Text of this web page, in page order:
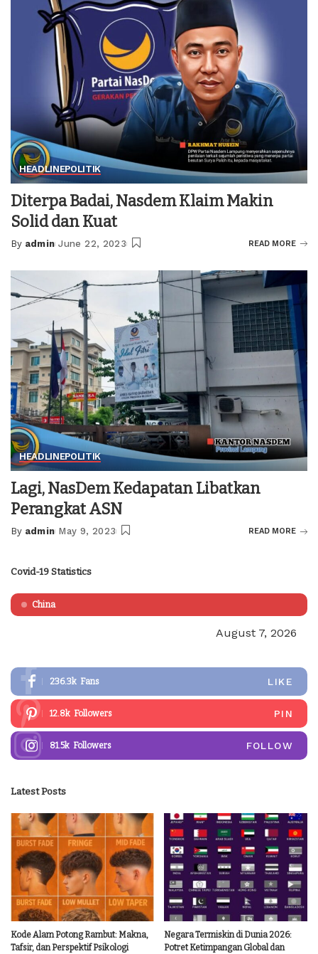
HEADLINEPOLITIK
Diterpa Badai, Nasdem Klaim Makin
Solid dan Kuat
Posted
By admin June 22, 2023 READ MORE
HEADLINEPOLITIK
Lagi, NasDem Kedapatan Libatkan
Perangkat ASN
Posted
By admin May 9, 2023 READ MORE
Covid-19 Statistics
China
August 7, 2026
236.3k Fans LIKE
12.8k Followers PIN
81.5k Followers FOLLOW
Latest Posts
Kode Alam Potong Rambut: Makna,
Tafsir, dan Perspektif Psikologi
Negara Termiskin di Dunia 2026:
Potret Ketimpangan Global dan